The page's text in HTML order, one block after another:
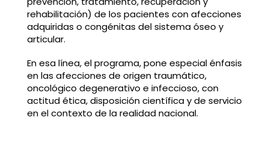
rehabilitación) de los pacientes con afecciones
adquiridas o congénitas del sistema óseo y
articular.
En esa línea, el programa, pone especial énfasis
en las afecciones de origen traumático,
oncológico degenerativo e infeccioso, con
actitud ética, disposición científica y de servicio
en el contexto de la realidad nacional.